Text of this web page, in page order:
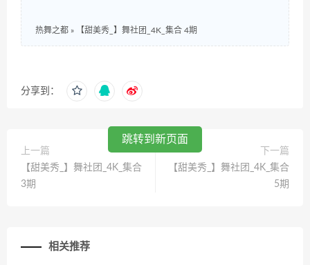
热舞之都 » 【甜美秀_】舞社团_4K_集合 4期
分享到：
上一篇
【甜美秀_】舞社团_4K_集合
3期
下一篇
【甜美秀_】舞社团_4K_集合
5期
相关推荐
跳转到新页面